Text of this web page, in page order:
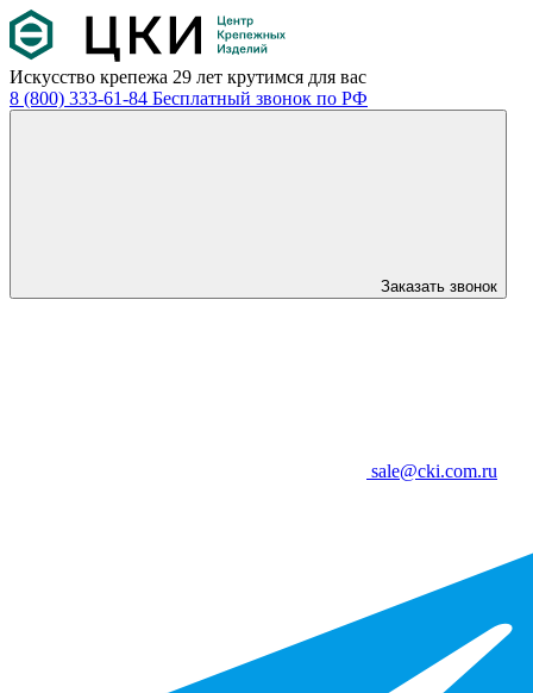
Искусство крепежа 29 лет крутимся для вас
8 (800) 333-61-84 Бесплатный звонок по РФ
Заказать звонок
sale@cki.com.ru